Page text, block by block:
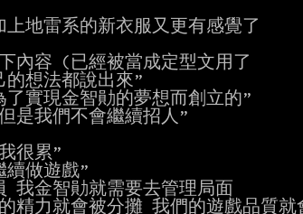
地雷系的新衣服又更有感覺了
內容 (已經被當成定型文用了
的想法都說出來”
實現金智勛的夢想而創立的”
是我們不會繼續招人”
很累”
續做遊戲”
我金智勛就需要去管理局面
精力就會被分攤 我們的遊戲品質就